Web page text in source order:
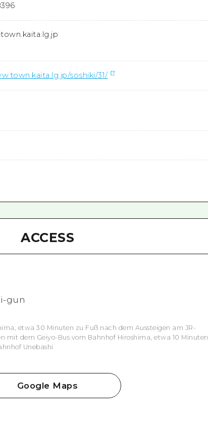
soshiki/31/
ACCESS
gun
etwa 30 Minuten zu Fuß nach dem Aussteigen am JR-
mit dem Geiyo-Bus vom Bahnhof Hiroshima, etwa 10 Minuten
Unebashi
Google Maps